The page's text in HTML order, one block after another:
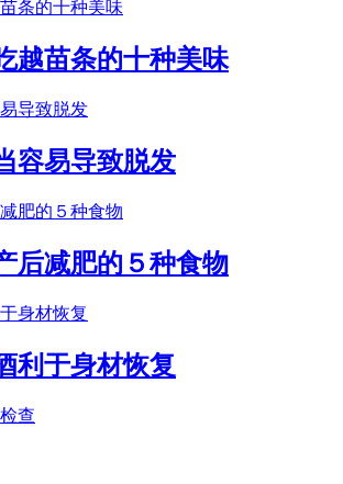
越苗条的十种美味
容易导致脱发
后减肥的５种食物
利于身材恢复